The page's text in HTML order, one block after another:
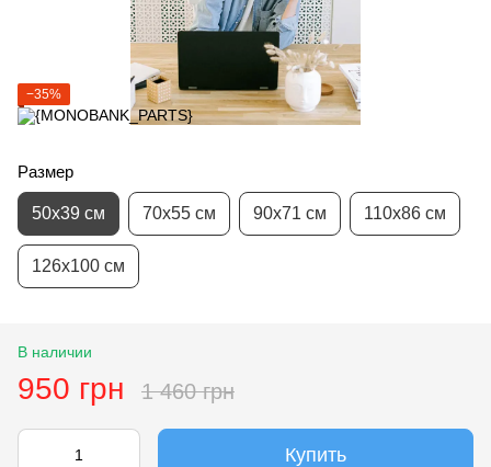
−35%
Размер
50х39 см 70х55 см 90х71 см 110х86 см
126х100 см
В наличии
950 грн 1 460 грн
Купить